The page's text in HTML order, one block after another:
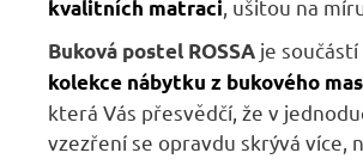
kvalitních matraci , ušitou na
Buková postel ROSSA je
kolekce nábytku z bukového
která Vás přesvědčí, že v
vzezření se opravdu skrývá více,